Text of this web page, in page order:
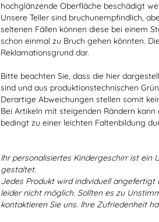
hochglänzende Oberfläche beschädigt
Unsere Teller sind bruchunempfindlich,
seltenen Fällen können diese bei einem
schon einmal zu Bruch gehen könnten.
Reklamationsgrund dar.
Bitte beachten Sie, dass die hier
sind und aus produktionstechnischen
Derartige Abweichungen stellen somit
Bei Artikeln mit steigenden Rändern
bedingt zu einer leichten Faltenbildung
Ihr personalisiertes Kindergeschirr ist ein
gestaltet.
Jedes Produkt wird individuell
leider nicht möglich. Sollten es zu
kontaktieren Sie uns. Ihre Zufriedenheit